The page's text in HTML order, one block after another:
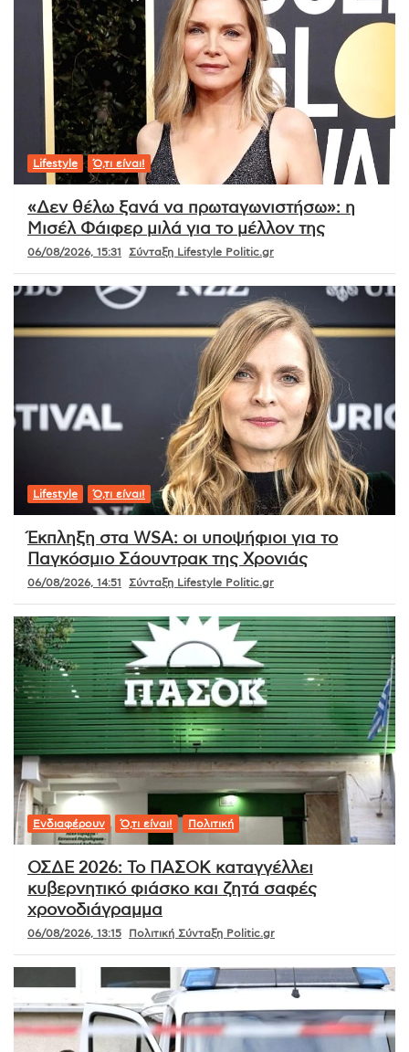
Lifestyle Ό,τι είναι!
«Δεν θέλω ξανά να πρωταγωνιστήσω»: η
Μισέλ Φάιφερ μιλά για το μέλλον της
06/08/2026, 15:31 Σύνταξη Lifestyle Politic.gr
Lifestyle Ό,τι είναι!
Έκπληξη στα WSA: οι υποψήφιοι για το
Παγκόσμιο Σάουντρακ της Χρονιάς
06/08/2026, 14:51 Σύνταξη Lifestyle Politic.gr
Ενδιαφέρουν Ό,τι είναι! Πολιτική
ΟΣΔΕ 2026: Το ΠΑΣΟΚ καταγγέλλει
κυβερνητικό φιάσκο και ζητά σαφές
χρονοδιάγραμμα
06/08/2026, 13:15 Πολιτική Σύνταξη Politic.gr